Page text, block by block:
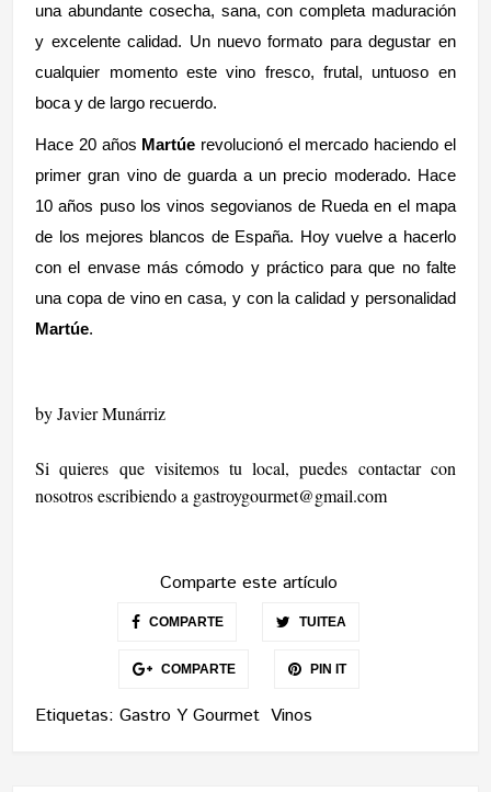
una abundante cosecha, sana, con completa maduración
y excelente calidad. Un nuevo formato para degustar en
cualquier momento este vino fresco, frutal, untuoso en
boca y de largo recuerdo.
Hace 20 años Martúe revolucionó el mercado haciendo el
primer gran vino de guarda a un precio moderado. Hace
10 años puso los vinos segovianos de Rueda en el mapa
de los mejores blancos de España. Hoy vuelve a hacerlo
con el envase más cómodo y práctico para que no falte
una copa de vino en casa, y con la calidad y personalidad
Martúe.
by Javier Munárriz
Si quieres que visitemos tu local, puedes contactar con
nosotros escribiendo a gastroygourmet@gmail.com
Comparte este artículo
COMPARTE TUITEA
COMPARTE PIN IT
Etiquetas:Gastro Y Gourmet Vinos